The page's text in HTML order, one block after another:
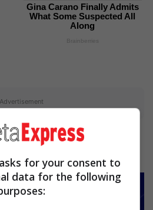
Gina Carano Finally Admits
What Some Suspected All
Along
Brainberries
Advertisement
for your consent to
data for the following